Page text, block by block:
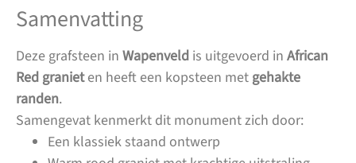
Samenvatting
Deze grafsteen in Wapenveld is uitgevoerd in African
Red granieten heeft een kopsteen met gehakte
randen.
Samengevat kenmerkt dit monument zich door:
Een klassiek staand ontwerp